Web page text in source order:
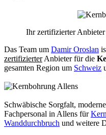
Ihr zertifizierter
Das Team um Damir Oroslan
zertifizierterAnbieter für die
gesamten Region um Schweiz
Schwäbische Sorgfalt,
Fachpersonal in Allens für
Wanddurchbruch und weitere